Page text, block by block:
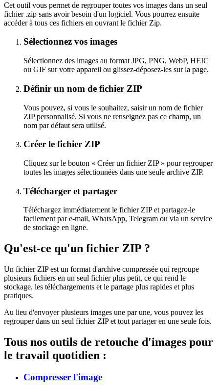
Cet outil vous permet de regrouper toutes vos images dans un seul
fichier .zip sans avoir besoin d'un logiciel. Vous pourrez ensuite
accéder à tous ces fichiers en ouvrant le fichier Zip.
Sélectionnez vos images
Sélectionnez des images au format JPG, PNG, WebP, HEIC
ou GIF sur votre appareil ou glissez-déposez-les sur la page.
Définir un nom de fichier ZIP
Vous pouvez, si vous le souhaitez, saisir un nom de fichier
ZIP personnalisé. Si vous ne renseignez pas ce champ, un
nom par défaut sera utilisé.
Créer le fichier ZIP
Cliquez sur le bouton « Créer un fichier ZIP » pour regrouper
toutes les images sélectionnées dans une seule archive ZIP.
Télécharger et partager
Téléchargez immédiatement le fichier ZIP et partagez-le
facilement par e-mail, WhatsApp, Telegram ou via un service
de stockage en ligne.
Qu'est-ce qu'un fichier ZIP ?
Un fichier ZIP est un format d'archive compressée qui regroupe
plusieurs fichiers en un seul fichier plus petit, ce qui rend le
stockage, les téléchargements et le partage plus rapides et plus
pratiques.
Au lieu d'envoyer plusieurs images une par une, vous pouvez les
regrouper dans un seul fichier ZIP et tout partager en une seule fois.
Tous nos outils de retouche d'images pour
le travail quotidien :
Compresser l'image